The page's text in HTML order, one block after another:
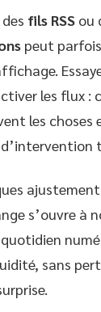
fils RSS ou
peut
les flux :
les choses
s’ouvre à
quotidien
sans